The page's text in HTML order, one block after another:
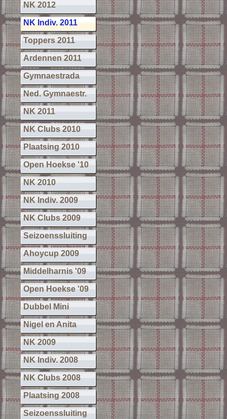
NK 2012
NK Indiv. 2011
Toppers 2011
Ardennen 2011
Gymnaestrada
Ned. Gymnaestr.
NK 2011
NK Clubs 2010
Plaatsing 2010
Open Hoekse '10
NK 2010
NK Indiv. 2009
NK Clubs 2009
Seizoenssluiting
Ahoycup 2009
Middelharnis '09
Open Hoekse '09
Dubbel Mini
Nigel en Anita
NK 2009
NK Indiv. 2008
NK Clubs 2008
Plaatsing 2008
Seizoenssluiting